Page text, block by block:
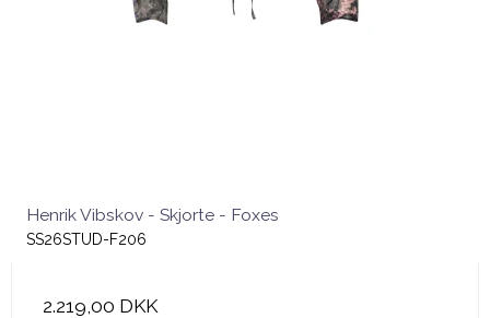
Henrik Vibskov - Skjorte - Foxes
SS26STUD-F206
2.219,00 DKK